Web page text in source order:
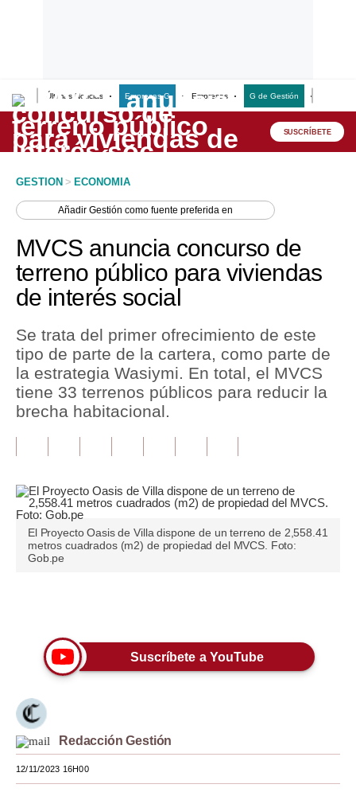
Últimas Noticias Empresas G Empresas G de Gestión
Lo último
Peru Quiosco
Economía
Mercados
Política
Tu Dinero
Finanzas Personales
Opinión
Editorial
Tendencias
Lujo
Viajes
Moda
Estilos
SUSCRÍBETE
GESTION > ECONOMIA
AñadirGestión como fuente preferida en
MVCS anuncia concurso de
terreno público para viviendas
de interés social
Se trata del primer ofrecimiento de este
tipo de parte de la cartera, como parte de
la estrategia Wasiymi. En total, el MVCS
tiene 33 terrenos públicos para reducir la
brecha habitacional.
El Proyecto Oasis de Villa dispone de un terreno de 2,558.41
metros cuadrados (m2) de propiedad del MVCS. Foto:
Gob.pe
Suscríbete a YouTube
Redacción Gestión
12/11/2023 16H00